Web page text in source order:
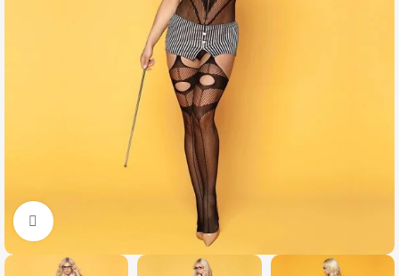
Click to enlarge